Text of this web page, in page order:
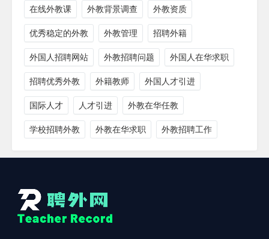
在线外教课 外教背景调查 外教资质
优秀稳定的外教 外教管理 招聘外籍
外国人招聘网站 外教招聘问题 外国人在华求职
招聘优秀外教 外籍教师 外国人才引进
国际人才 人才引进 外教在华任教
学校招聘外教 外教在华求职 外教招聘工作